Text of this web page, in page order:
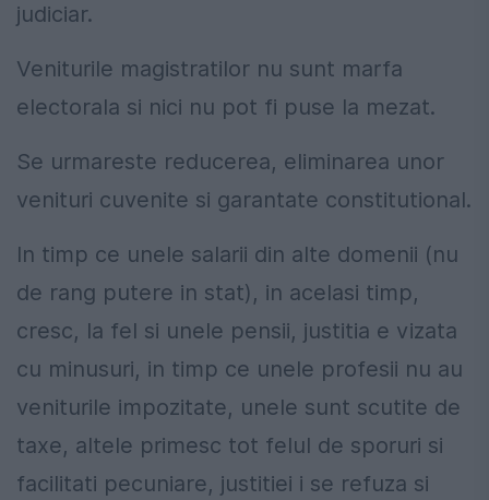
judiciar.
Veniturile magistratilor nu sunt marfa
electorala si nici nu pot fi puse la mezat.
Se urmareste reducerea, eliminarea unor
venituri cuvenite si garantate constitutional.
In timp ce unele salarii din alte domenii (nu
de rang putere in stat), in acelasi timp,
cresc, la fel si unele pensii, justitia e vizata
cu minusuri, in timp ce unele profesii nu au
veniturile impozitate, unele sunt scutite de
taxe, altele primesc tot felul de sporuri si
facilitati pecuniare, justitiei i se refuza si